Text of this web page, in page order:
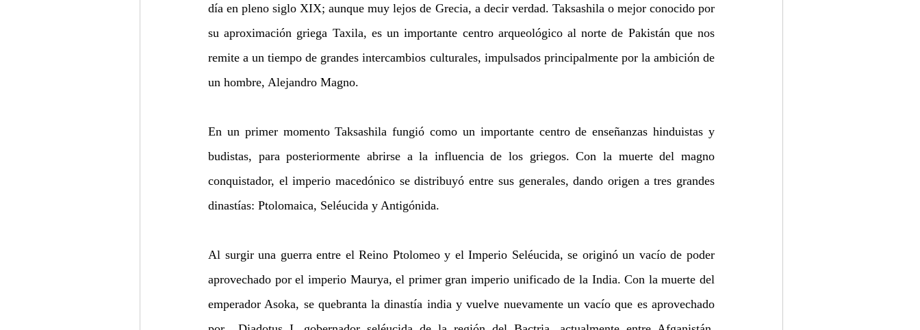
día en pleno siglo XIX; aunque muy lejos de Grecia, a decir verdad. Taksashila o mejor conocido por
su aproximación griega Taxila, es un importante centro arqueológico al norte de Pakistán que nos
remite a un tiempo de grandes intercambios culturales, impulsados principalmente por la ambición de
un hombre, Alejandro Magno.
En un primer momento Taksashila fungió como un importante centro de enseñanzas hinduistas y
budistas, para posteriormente abrirse a la influencia de los griegos. Con la muerte del magno
conquistador, el imperio macedónico se distribuyó entre sus generales, dando origen a tres grandes
dinastías: Ptolomaica, Seléucida y Antigónida.
Al surgir una guerra entre el Reino Ptolomeo y el Imperio Seléucida, se originó un vacío de poder
aprovechado por el imperio Maurya, el primer gran imperio unificado de la India. Con la muerte del
emperador Asoka, se quebranta la dinastía india y vuelve nuevamente un vacío que es aprovechado